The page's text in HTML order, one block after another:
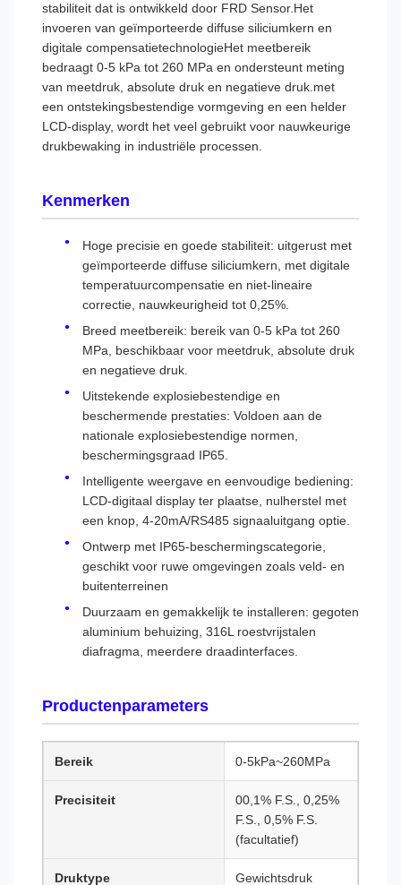
stabiliteit dat is ontwikkeld door FRD Sensor.Het
invoeren van geïmporteerde diffuse siliciumkern en
digitale compensatietechnologieHet meetbereik
bedraagt 0-5 kPa tot 260 MPa en ondersteunt meting
van meetdruk, absolute druk en negatieve druk.met
een ontstekingsbestendige vormgeving en een helder
LCD-display, wordt het veel gebruikt voor nauwkeurige
drukbewaking in industriële processen.
Kenmerken
Hoge precisie en goede stabiliteit: uitgerust met
geïmporteerde diffuse siliciumkern, met digitale
temperatuurcompensatie en niet-lineaire
correctie, nauwkeurigheid tot 0,25%.
Breed meetbereik: bereik van 0-5 kPa tot 260
MPa, beschikbaar voor meetdruk, absolute druk
en negatieve druk.
Uitstekende explosiebestendige en
beschermende prestaties: Voldoen aan de
nationale explosiebestendige normen,
beschermingsgraad IP65.
Intelligente weergave en eenvoudige bediening:
LCD-digitaal display ter plaatse, nulherstel met
een knop, 4-20mA/RS485 signaaluitgang optie.
Ontwerp met IP65-beschermingscategorie,
geschikt voor ruwe omgevingen zoals veld- en
buitenterreinen
Duurzaam en gemakkelijk te installeren: gegoten
aluminium behuizing, 316L roestvrijstalen
diafragma, meerdere draadinterfaces.
Productenparameters
Bereik 0-5kPa~260MPa
Precisiteit
00,1% F.S., 0,25%
F.S., 0,5% F.S.
(facultatief)
Druktype Gewichtsdruk